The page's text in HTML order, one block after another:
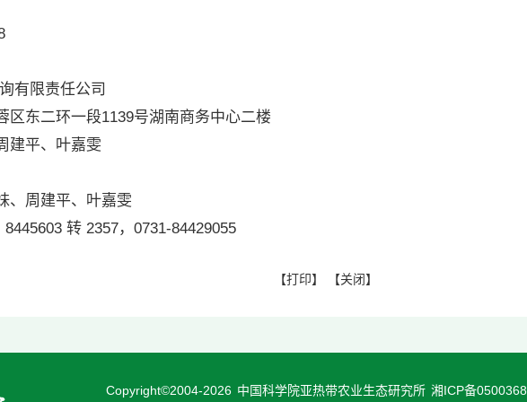
工程咨询有限责任公司
蓉区东二环一段1139号湖南商务中心二楼
、周建平、叶嘉雯
周建平、叶嘉雯
转 2357，0731-84429055
【打印】 【关闭】
Copyright©2004-2026 中国科学院亚热带农业生态研究所 湘ICP备